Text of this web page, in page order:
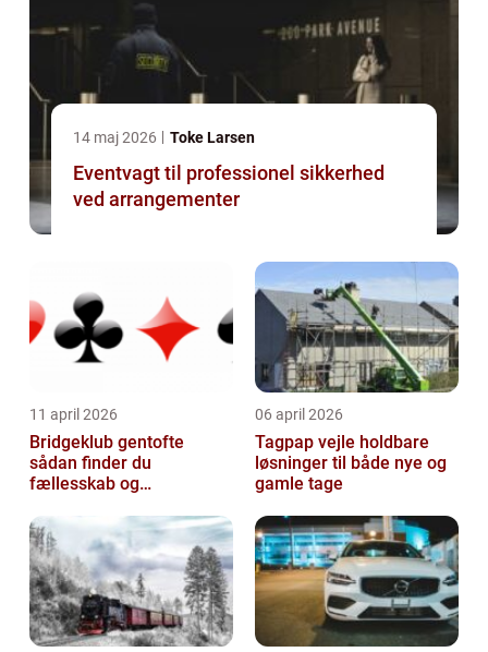
14 maj 2026 Toke Larsen
Eventvagt til professionel sikkerhed
ved arrangementer
11 april 2026
Bridgeklub gentofte
sådan finder du
fællesskab og
06 april 2026
Tagpap vejle holdbare
løsninger til både nye og
gamle tage